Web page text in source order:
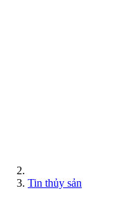
Tin thủy sản